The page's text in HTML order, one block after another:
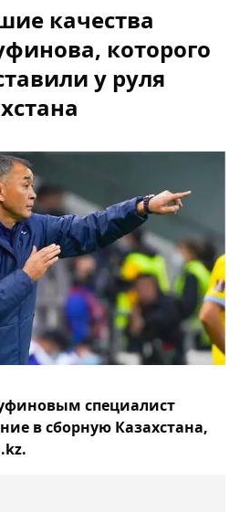
качества
которого
у руля
специалист
в сборную Казахстана,